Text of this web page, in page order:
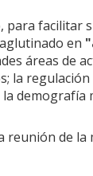
para facilitar
en
áreas de
la regulación
demografía
reunión de la